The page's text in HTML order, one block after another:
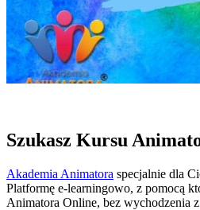
Szukasz Kursu
Akademia Animatora specjalnie dla
Platformę e-learningowo, z pomocą
Animatora Online, bez wychodzenia